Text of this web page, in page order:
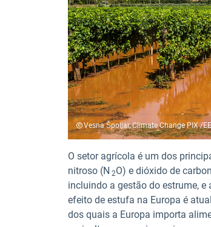
Vesna Špoljar, Climate Change PIX /
O setor agrícola é um dos
nitroso (N 2O) e dióxido de
incluindo a gestão do estrume,
efeito de estufa na Europa é
dos quais a Europa importa